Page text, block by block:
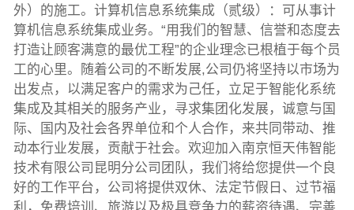
外）的施工。计算机信息系统集成（贰级）：可从事计
算机信息系统集成业务。“用我们的智慧、信誉和态度去
打造让顾客满意的最优工程”的企业理念已根植于每个员
工的心里。随着公司的不断发展,公司仍将坚持以市场为
出发点，以满足客户的需求为己任，立足于智能化系统
集成及其相关的服务产业，寻求集团化发展，诚意与国
际、国内及社会各界单位和个人合作，来共同带动、推
动本行业发展，贡献于社会。欢迎加入南京恒天伟智能
技术有限公司昆明分公司团队，我们将给您提供一个良
好的工作平台，公司将提供双休、法定节假日、过节福